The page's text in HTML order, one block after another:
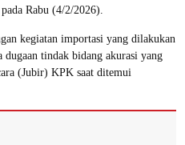
Rabu (4/2/2026).
kegiatan importasi yang dilakukan
dugaan tindak bidang akurasi yang
(Jubir) KPK saat ditemui